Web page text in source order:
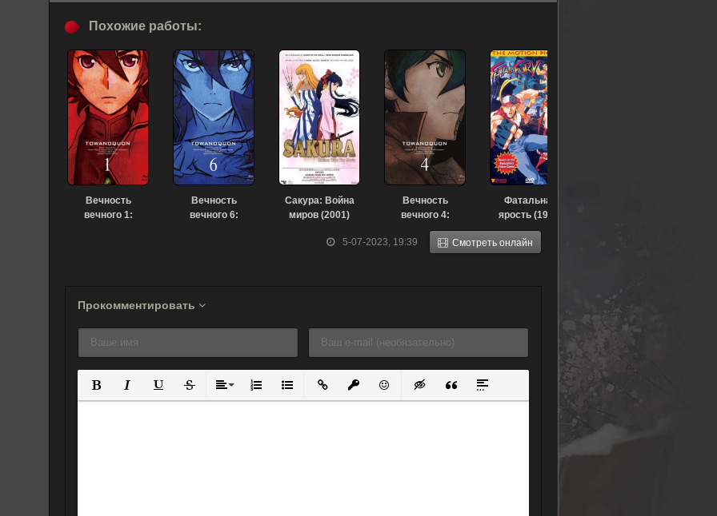
5-07-2023, 19:39 Смотреть онлайн
Похожие работы:
Вечность
вечного 1:
Вечность
вечного 6:
Сакура: Война
миров (2001)
Вечность
вечного 4:
Ревущая тревога
(2011)
Фатальная
ярость (1994)
Прокомментировать
Полужирный
КурсивПодчеркнутый
ЗачеркнутыйВыравнивание
Нумерованный список
Маркированный список
Вставить ссылку
Вставить защищенную ссылку
Вставить смайлик
Вставка скрытого текста
Вставка цитаты
Вставка спойлера